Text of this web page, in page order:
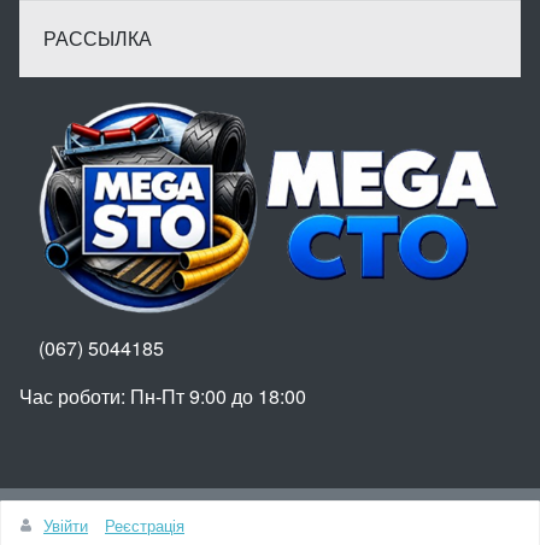
РАССЫЛКА
(067) 5044185
Час роботи: Пн-Пт 9:00 до 18:00
Увійти
Реєстрація